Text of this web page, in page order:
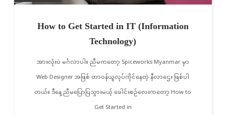
How to Get Started in IT (Information
Technology)
အားလုံးပဲ မင်္ဂလာပါ။ ညီမကတော့ Spiceworks Myanmar မှာ
Web Designer အဖြစ် တာဝန်ယူလုပ်ကိုင်နေတဲ့ နီလာဌေး ဖြစ်ပါ
တယ်။ ဒီနေ့ ညီမပြောပြသွားမယ့် ခေါင်းစဉ်လေးကတော့ How to
Get Started in